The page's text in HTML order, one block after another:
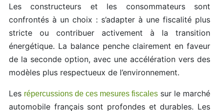
Les constructeurs et les consommateurs sont
confrontés à un choix : s’adapter à une fiscalité plus
stricte ou contribuer activement à la transition
énergétique. La balance penche clairement en faveur
de la seconde option, avec une accélération vers des
modèles plus respectueux de l’environnement.
Les répercussions de ces mesures fiscales sur le marché
automobile français sont profondes et durables. Les